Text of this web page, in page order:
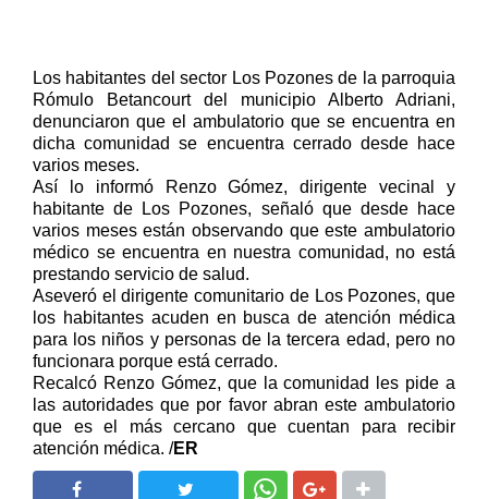
Los habitantes del sector Los Pozones de la parroquia
Rómulo Betancourt del municipio Alberto Adriani,
denunciaron que el ambulatorio que se encuentra en
dicha comunidad se encuentra cerrado desde hace
varios meses.
Así lo informó Renzo Gómez, dirigente vecinal y
habitante de Los Pozones, señaló que desde hace
varios meses están observando que este ambulatorio
médico se encuentra en nuestra comunidad, no está
prestando servicio de salud.
Aseveró el dirigente comunitario de Los Pozones, que
los habitantes acuden en busca de atención médica
para los niños y personas de la tercera edad, pero no
funcionara porque está cerrado.
Recalcó Renzo Gómez, que la comunidad les pide a
las autoridades que por favor abran este ambulatorio
que es el más cercano que cuentan para recibir
atención médica. /ER